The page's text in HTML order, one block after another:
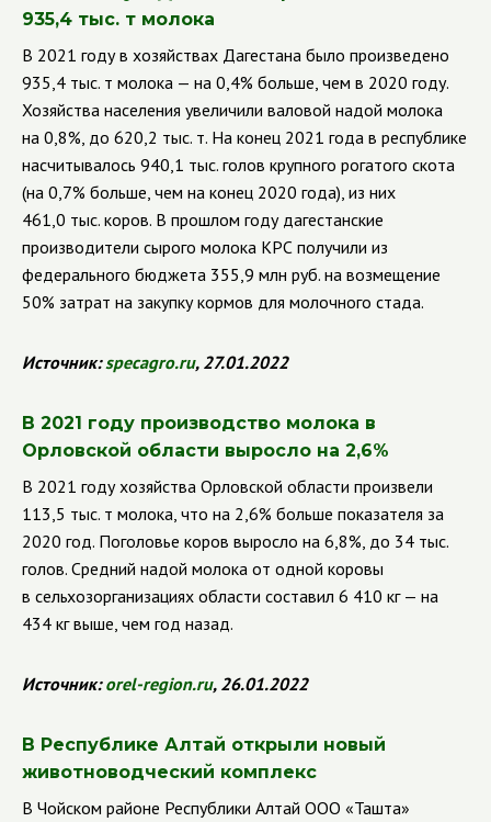
935,4 тыс. т молока
В 2021 году в хозяйствах Дагестана было произведено
935,4 тыс. т молока — на 0,4% больше, чем в 2020 году.
Хозяйства населения увеличили валовой надой молока
на 0,8%, до 620,2 тыс. т. На конец 2021 года в республике
насчитывалось 940,1 тыс. голов крупного рогатого скота
(на 0,7% больше, чем на конец 2020 года), из них
461,0 тыс. коров. В прошлом году дагестанские
производители сырого молока КРС получили из
федерального бюджета 355,9 млн руб. на возмещение
50% затрат на закупку кормов для молочного стада.
Источник:specagro.ru, 27.01.2022
В 2021 году производство молока в
Орловской области выросло на 2,6%
В 2021 году хозяйства Орловской области произвели
113,5 тыс. т молока, что на 2,6% больше показателя за
2020 год. Поголовье коров выросло на 6,8%, до 34 тыс.
голов. Средний надой молока от одной коровы
в сельхозорганизациях области составил 6 410 кг — на
434 кг выше, чем год назад.
Источник:orel-region.ru, 26.01.2022
В Республике Алтай открыли новый
животноводческий комплекс
В Чойском районе Республики Алтай ООО «Ташта»